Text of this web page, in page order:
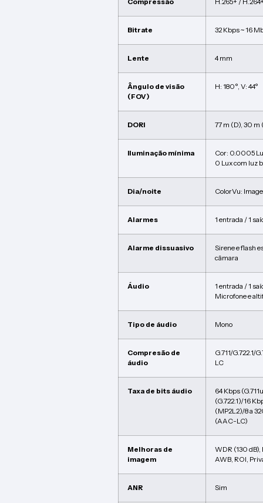
Bitrate 32 Kbps ~ 16
Lente 4 mm
Ângulo de visão
(FOV)
H: 180°, V: 44°
DORI 77 m (D), 30 m
Iluminação mínima
Cor: 0.0005
0 Lux com luz
Dia/noite ColorVu:
Alarmes 1 entrada / 1
Alarme dissuasivo
Sirene e flash
câmara
Áudio
1 entrada / 1
Microfone e
Tipo de áudio Mono
Compresão de
áudio
G.711/
LC
Taxa de bits áudio
64 Kbps
(G.722.1)/16
(MP2L2)/8 a
(AAC-LC)
Melhoras de
imagem
WDR (130 dB),
AWB, ROI,
ANR Sim